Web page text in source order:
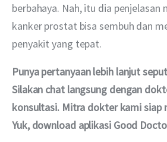
berbahaya. Nah, itu dia penjelasan
kanker prostat bisa sembuh dan
penyakit yang tepat.
Punya pertanyaan lebih lanjut
Silakan chat langsung dengan
konsultasi. Mitra dokter kami siap
Yuk, download aplikasi Good